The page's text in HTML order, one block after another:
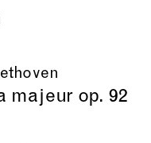
majeur op. 92